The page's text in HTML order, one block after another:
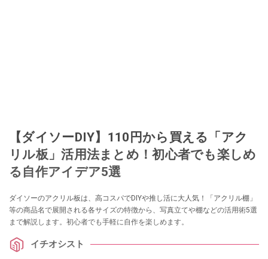
【ダイソーDIY】110円から買える「アク
リル板」活用法まとめ！初心者でも楽しめ
る自作アイデア5選
ダイソーのアクリル板は、高コスパでDIYや推し活に大人気！「アクリル棚」
等の商品名で展開される各サイズの特徴から、写真立てや棚などの活用術5選
まで解説します。初心者でも手軽に自作を楽しめます。
イチオシスト